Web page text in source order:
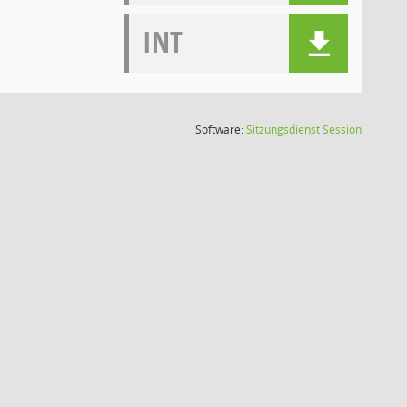
INT
Software:SitzungsdienstSession(Wird in